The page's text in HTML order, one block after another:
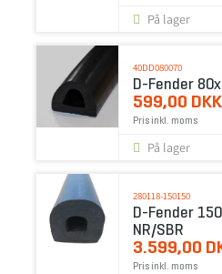
På lager
40DD080070
D-Fender
599,00 DKK
Pris inkl. moms
På lager
280118-150150
D-Fender
NR/SBR
3.599,00
Pris inkl. moms